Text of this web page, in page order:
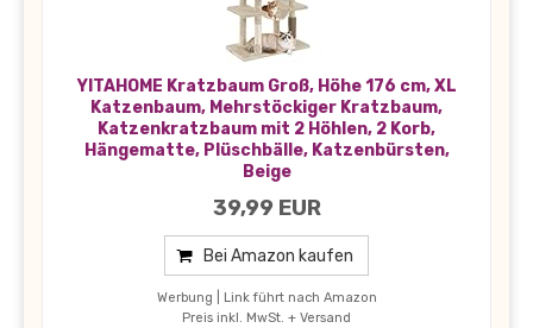
YITAHOME Kratzbaum Groß, Höhe 176 cm, XL
Katzenbaum, Mehrstöckiger Kratzbaum,
Katzenkratzbaum mit 2 Höhlen, 2 Korb,
Hängematte, Plüschbälle, Katzenbürsten,
Beige
39,99 EUR
Bei Amazon kaufen
Werbung | Link führt nach Amazon
Preis inkl. MwSt. + Versand